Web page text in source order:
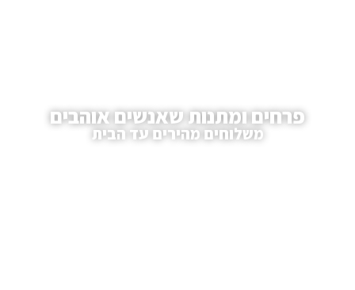
פרחים ומתנות שאנשים אוהבים
משלוחים מהירים עד הבית